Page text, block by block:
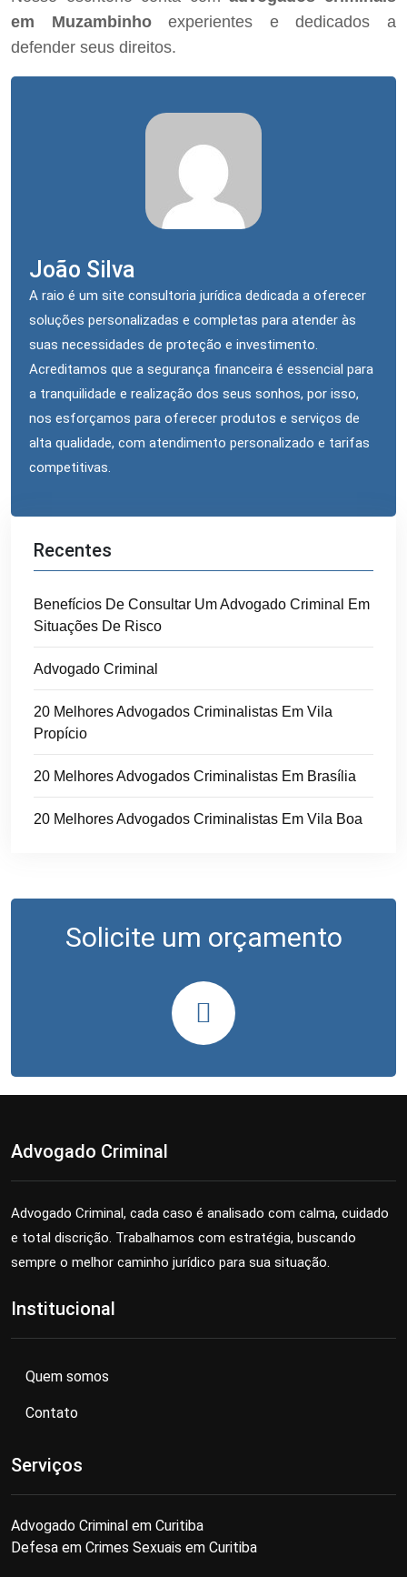
em Muzambinhoexperientes e dedicados a
defender seus direitos.
João Silva
A raio é um site consultoria jurídica dedicada a oferecer
soluções personalizadas e completas para atender às
suas necessidades de proteção e investimento.
Acreditamos que a segurança financeira é essencial para
a tranquilidade e realização dos seus sonhos, por isso,
nos esforçamos para oferecer produtos e serviços de
alta qualidade, com atendimento personalizado e tarifas
competitivas.
Recentes
Benefícios De Consultar Um Advogado Criminal Em
Situações De Risco
Advogado Criminal
20 Melhores Advogados Criminalistas Em Vila
Propício
20 Melhores Advogados Criminalistas Em Brasília
20 Melhores Advogados Criminalistas Em Vila Boa
Solicite um orçamento
Advogado Criminal
Advogado Criminal, cada caso é analisado com calma, cuidado
e total discrição. Trabalhamos com estratégia, buscando
sempre o melhor caminho jurídico para sua situação.
Institucional
Quem somos
Contato
Serviços
Advogado Criminal em Curitiba
Defesa em Crimes Sexuais em Curitiba